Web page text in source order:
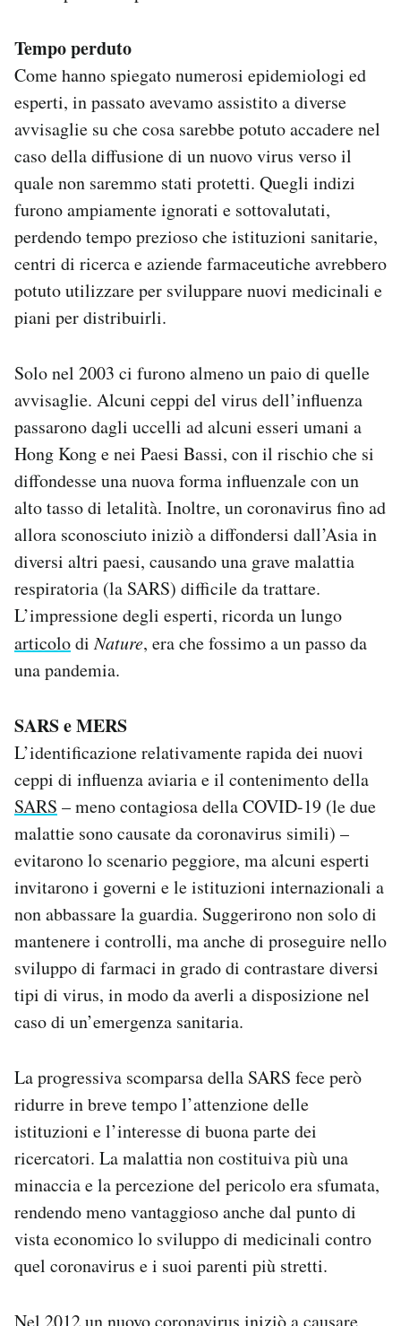
Tempo perduto
Come hanno spiegato numerosi epidemiologi ed
esperti, in passato avevamo assistito a diverse
avvisaglie su che cosa sarebbe potuto accadere nel
caso della diffusione di un nuovo virus verso il
quale non saremmo stati protetti. Quegli indizi
furono ampiamente ignorati e sottovalutati,
perdendo tempo prezioso che istituzioni sanitarie,
centri di ricerca e aziende farmaceutiche avrebbero
potuto utilizzare per sviluppare nuovi medicinali e
piani per distribuirli.
Solo nel 2003 ci furono almeno un paio di quelle
avvisaglie. Alcuni ceppi del virus dell’influenza
passarono dagli uccelli ad alcuni esseri umani a
Hong Kong e nei Paesi Bassi, con il rischio che si
diffondesse una nuova forma influenzale con un
alto tasso di letalità. Inoltre, un coronavirus fino ad
allora sconosciuto iniziò a diffondersi dall’Asia in
diversi altri paesi, causando una grave malattia
respiratoria (la SARS) difficile da trattare.
L’impressione degli esperti, ricorda un lungo
articolodiNature, era che fossimo a un passo da
una pandemia.
SARS e MERS
L’identificazione relativamente rapida dei nuovi
ceppi di influenza aviaria e il contenimento della
SARS – meno contagiosa della COVID-19 (le due
malattie sono causate da coronavirus simili) –
evitarono lo scenario peggiore, ma alcuni esperti
invitarono i governi e le istituzioni internazionali a
non abbassare la guardia. Suggerirono non solo di
mantenere i controlli, ma anche di proseguire nello
sviluppo di farmaci in grado di contrastare diversi
tipi di virus, in modo da averli a disposizione nel
caso di un’emergenza sanitaria.
La progressiva scomparsa della SARS fece però
ridurre in breve tempo l’attenzione delle
istituzioni e l’interesse di buona parte dei
ricercatori. La malattia non costituiva più una
minaccia e la percezione del pericolo era sfumata,
rendendo meno vantaggioso anche dal punto di
vista economico lo sviluppo di medicinali contro
quel coronavirus e i suoi parenti più stretti.